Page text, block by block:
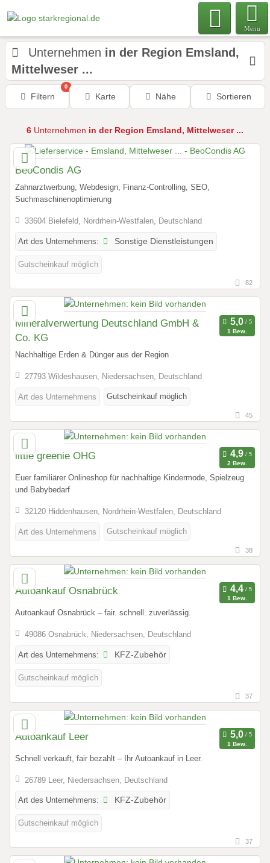
Menu
Unternehmen in der Region Emsland,
Mittelweser ...
Filtern
0
Karte Nähe Sortieren
6 Unternehmen in der Region Emsland, Mittelweser ...
BeoCondis AG
Zahnarztwerbung, Webdesign, Finanz-Controlling, SEO,
Suchmaschinenoptimierung
33604 Bielefeld, Nordrhein-Westfalen, Deutschland
Art des Unternehmens: Sonstige Dienstleistungen
Gutscheinkauf möglich
82
Mineralverwertung Deutschland GmbH &
Co. KG
1 Bew.
Nachhaltige Erden & Dünger aus der Region
27793 Wildeshausen, Niedersachsen, Deutschland
Art des Unternehmens Gutscheinkauf möglich
45
little greenie OHG
2 Bew.
Euer familiärer Onlineshop für nachhaltige Kindermode, Spielzeug
und Babybedarf
32120 Hiddenhausen, Nordrhein-Westfalen, Deutschland
Art des Unternehmens Gutscheinkauf möglich
38
Autoankauf Osnabrück
1 Bew.
Autoankauf Osnabrück – fair. schnell. zuverlässig.
49086 Osnabrück, Niedersachsen, Deutschland
Art des Unternehmens: KFZ-Zubehör
Gutscheinkauf möglich
37
Autoankauf Leer
1 Bew.
Schnell verkauft, fair bezahlt – Ihr Autoankauf in Leer.
26789 Leer, Niedersachsen, Deutschland
Art des Unternehmens: KFZ-Zubehör
Gutscheinkauf möglich
37